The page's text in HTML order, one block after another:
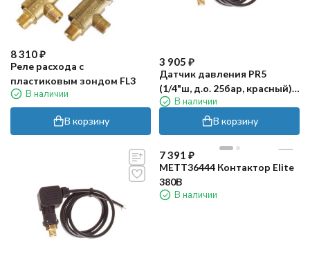
8 310₽
Реле расхода с
пластиковым зондом FL3
В наличии
В корзину
3 905 ₽
Датчик давления PR5
(1/4"ш, д.о. 25бар, красный)
PA В наличии
В корзину
7 391 ₽
METT36444 Контактор Elite
380В
В наличии